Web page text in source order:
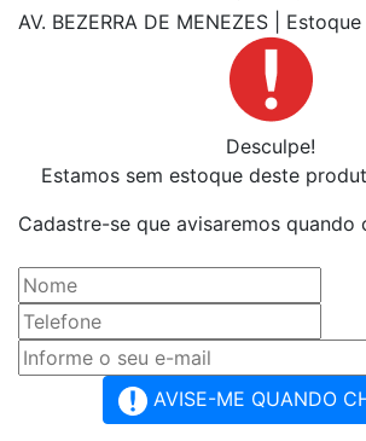
AV. BEZERRA DE MENEZES |
Desculpe!
Estamos sem estoque deste
Cadastre-se que avisaremos quando
AVISE-ME